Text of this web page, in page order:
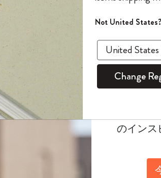
カイエ ＆ ジャーナル
セット
パッションジャーナル
スチューデントカイエジャーナル
15ヶ月プランナー
ウィークリープランナー
デイリープランナー
マンスリープランナー
アプリ・サービス
ペン & ペンシル
「Alice's Adventures in Wonderland」コレ
『ロード・オブ・ザ・リング』コレク
カラーパターン ノートブック
サクラコレクション
馬年コレクション
ゴッホ美術館
Shopper paper – made Collection
マキシマリストへの贈り物
健康を愛する方への贈り物です
趣味を愛する方へのギフト
チェック
このデバ
ロ
ポート
は以下を完全にサポート
語
語（繁体字）
語（簡体字）
リア語
ンス語
の言語設定をこれらのいずれ
をその言語で表示することがで
今すぐ
「
回注文が
ます。セ
のインス
Not United
Change